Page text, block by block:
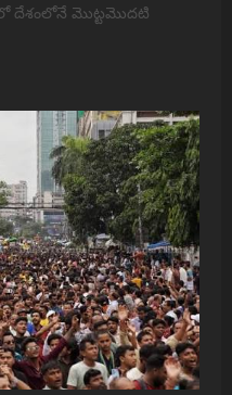
దేశంలోనే మొట్టమొదటి